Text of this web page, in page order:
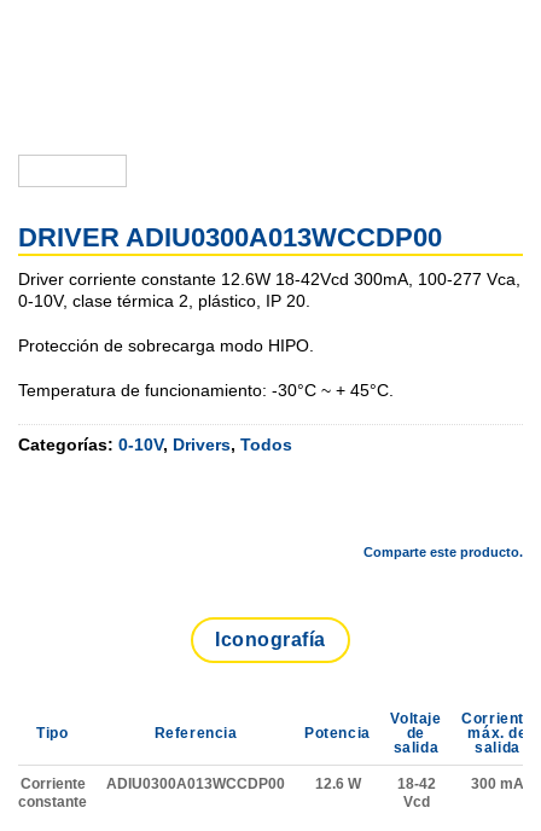
DRIVER ADIU0300A013WCCDP00
Driver corriente constante 12.6W 18-42Vcd 300mA, 100-277 Vca,
0-10V, clase térmica 2, plástico, IP 20.
Protección de sobrecarga modo HIPO.
Temperatura de funcionamiento: -30°C ~ + 45°C.
Categorías: 0-10V, Drivers, Todos
Comparte este producto.
Iconografía
Tipo Referencia Potencia
Voltaje
de
salida
Corriente
máx. de
salida
Corriente
constante
ADIU0300A013WCCDP00 12.6 W
18-42
Vcd
300 mA